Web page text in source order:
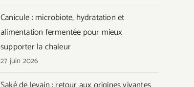
Canicule : microbiote, hydratation et
alimentation fermentée pour mieux
supporter la chaleur
27 juin 2026